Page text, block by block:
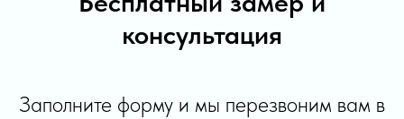
консультация
Заполните форму и мы перезвоним вам в